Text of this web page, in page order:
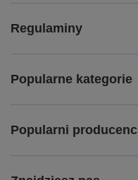
Regulaminy
Popularne kategorie
Popularni